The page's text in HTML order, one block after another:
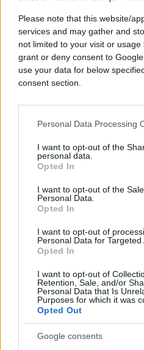
Please note that this website/
services and may gather and
not limited to your visit or
grant or deny consent to
use your data for below
consent section.
Personal Data Processing
I want to opt-out of the
personal data.
Opted In
I want to opt-out of the
Personal Data.
Opted In
I want to opt-out of
Personal Data for Targeted
Opted In
I want to opt-out of
Retention, Sale, and/or
Personal Data that Is
Purposes for which it was
Opted Out
Google consents
u školi kulinarskih
Pljeskavice
Zamrznute, unaprijed
dvorištu. Ali treba da se
rekao je Adrijan V. Korkil,
– Uvek možete kupiti
prodavnici – ukus je
rekao je Corkill. „Dodajte
Brokoli
Prema Irbiju, smrznuti
se kuva, a tu je i problem
jer prvih ima previše.
– Proizvođači uglavnom
smrznutom pakovanju –